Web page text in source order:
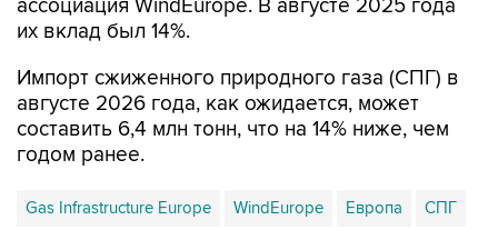
Импорт сжиженного природного газа (СПГ) в
составить 6,4 млн тонн, что на 14% ниже, чем
годом ранее.
Gas Infrastructure Europe
GIE